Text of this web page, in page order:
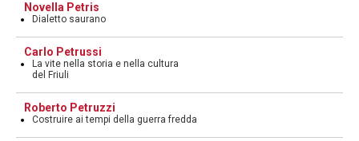
Novella Petris
Dialetto saurano
Carlo Petrussi
La vite nella storia e nella cultura
del Friuli
Roberto Petruzzi
Costruire ai tempi della guerra fredda